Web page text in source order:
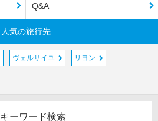
Q&A
人気の旅行先
ヴェルサイユ リヨン
キーワード検索